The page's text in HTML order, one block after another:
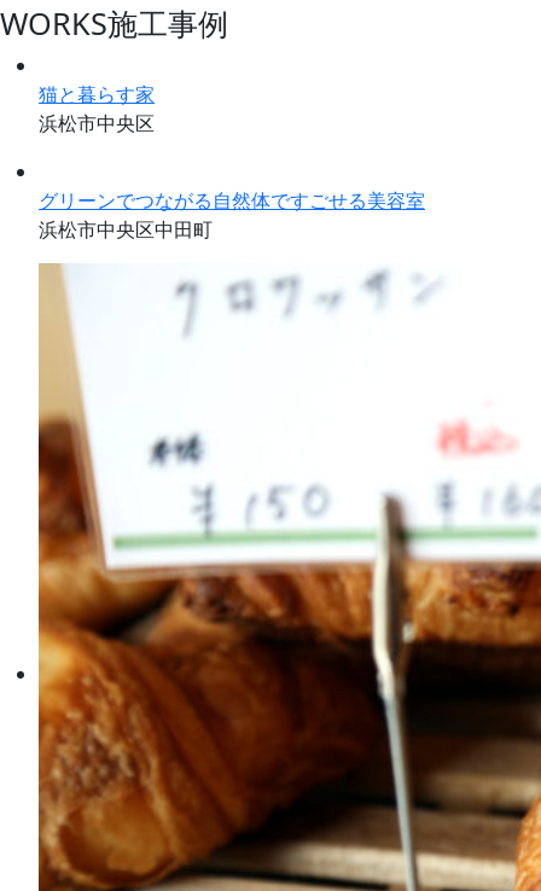
WORKS施工事例
猫と暮らす家
浜松市中央区
グリーンでつながる自然体ですごせる美容室
浜松市中央区中田町